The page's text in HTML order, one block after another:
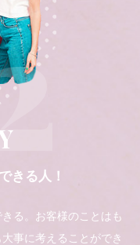
きる人！
る。お客様のことはも
事に考えることができ